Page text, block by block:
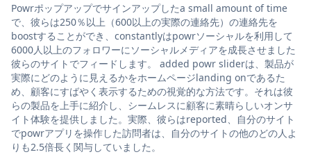
Powrポップアップでサインアップしたa small amount of time
で、彼らは250％以上（600以上の実際の連絡先）の連絡先を
boostすることができ、constantlyはpowrソーシャルを利用して
6000人以上のフォロワーにソーシャルメディアを成長させました
彼らのサイトでフィードします。 added powr sliderは、製品が
実際にどのように見えるかをホームページlanding onであるた
め、顧客にすばやく表示するための視覚的な方法です。それは彼
らの製品を上手に紹介し、シームレスに顧客に素晴らしいオンサ
イト体験を提供しました。実際、彼らはreported、自分のサイト
でpowrアプリを操作した訪問者は、自分のサイトの他のどの人よ
りも2.5倍長く関与していました。